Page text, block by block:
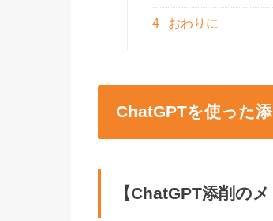
4 おわりに
ChatGPTを使った
【ChatGPT添削の